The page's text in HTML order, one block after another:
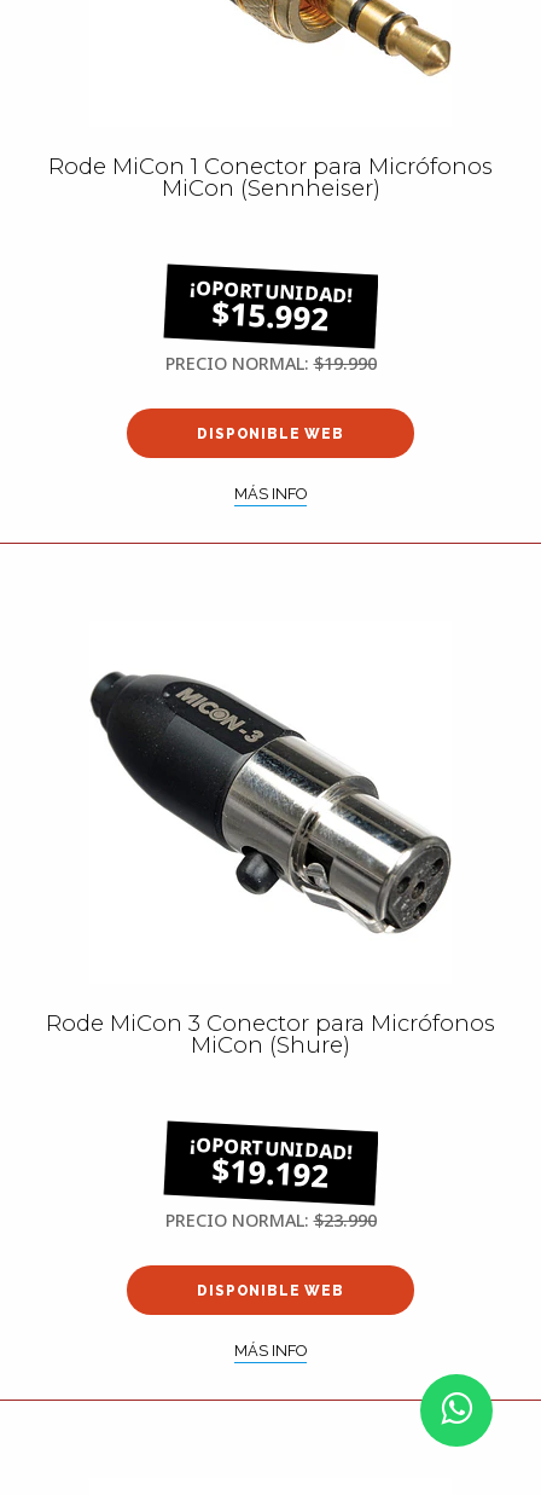
Rode MiCon 1 Conector para Micrófonos
MiCon (Sennheiser)
$15.992
PRECIO NORMAL:$19.990
DISPONIBLE WEB
MÁS INFO
Rode MiCon 3 Conector para Micrófonos
MiCon (Shure)
$19.192
PRECIO NORMAL:$23.990
DISPONIBLE WEB
MÁS INFO